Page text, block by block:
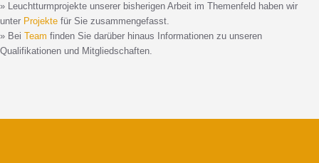
» Leuchtturmprojekte unserer bisherigen Arbeit im Themenfeld haben wir
unter Projekte für Sie zusammengefasst.
» Bei Team finden Sie darüber hinaus Informationen zu unseren
Qualifikationen und Mitgliedschaften.